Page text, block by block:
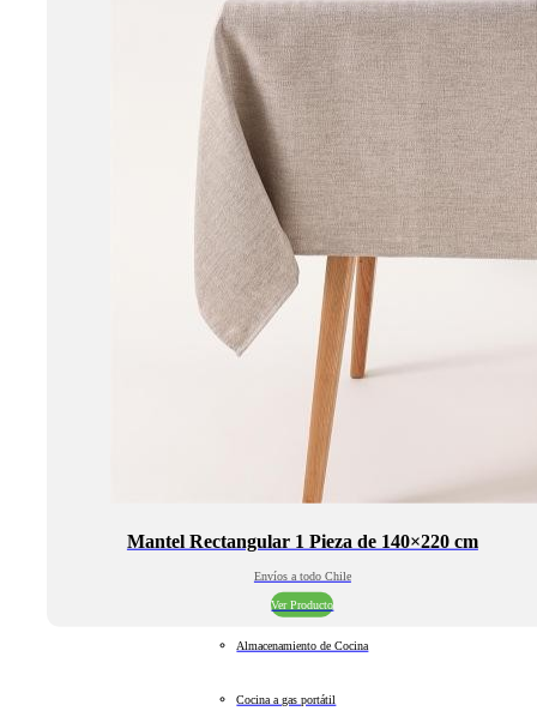
Mantel Rectangular 1 Pieza de 140×220 cm
Envíos a todo Chile
Ver Producto
Almacenamiento de Cocina
Cocina a gas portátil